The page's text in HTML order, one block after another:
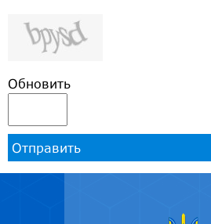
Обновить
Отправить